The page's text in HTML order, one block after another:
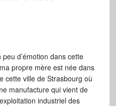
d’émotion dans cette
propre mère est née dans
cette ville de Strasbourg où
manufacture qui vient de
industriel des